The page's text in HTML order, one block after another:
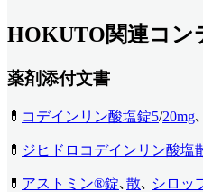
HOKUTO関連コン
薬剤添付文書
💊 コデインリン酸塩錠5/20mg､
💊 ジヒドロコデインリン酸塩
💊 アストミン®︎錠､ 散､ シロッ